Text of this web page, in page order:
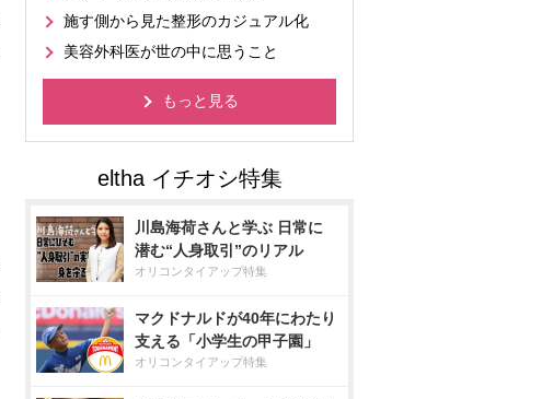
施す側から見た整形のカジュアル化
美容外科医が世の中に思うこと
もっと見る
川島海荷さんと学ぶ 日常に
潜む“人身取引”のリアル
オリコンタイアップ特集
マクドナルドが40年にわたり
支える「小学生の甲子園」
オリコンタイアップ特集